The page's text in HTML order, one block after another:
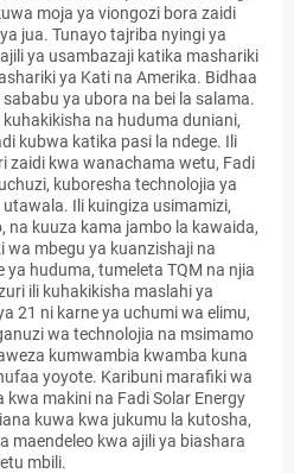
moja ya viongozi bora zaidi
jua. Tunayo tajriba nyingi ya
ya usambazaji katika mashariki
ya Kati na Amerika. Bidhaa
ya ubora na bei la salama.
na huduma duniani,
kubwa katika pasi la ndege. Ili
zaidi kwa wanachama wetu, Fadi
kuboresha technolojia ya
Ili kuingiza usimamizi,
na kuuza kama jambo la kawaida,
wa mbegu ya kuanzishaji na
huduma, tumeleta TQM na njia
ili kuhakikisha maslahi ya
21 ni karne ya uchumi wa elimu,
wa technolojia na msimamo
kumwambia kwamba kuna
yoyote. Karibuni marafiki wa
makini na Fadi Solar Energy
kuwa kwa jukumu la kutosha,
maendeleo kwa ajili ya biashara
mbili.